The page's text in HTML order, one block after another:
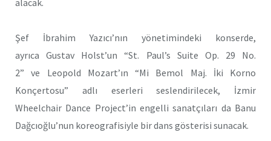
Şef İbrahim Yazıcı’nın yönetimindeki konserde,
ayrıca Gustav Holst’un “St. Paul’s Suite Op. 29 No.
2” ve Leopold Mozart’ın “Mi Bemol Maj. İki Korno
Konçertosu” adlı eserleri seslendirilecek, İzmir
Wheelchair Dance Project’in engelli sanatçıları da Banu
Dağcıoğlu’nun koreografisiyle bir dans gösterisi sunacak.